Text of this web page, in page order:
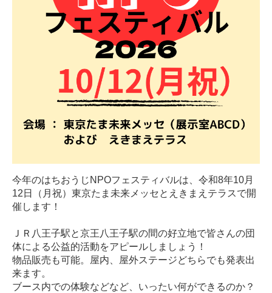
今年のはちおうじNPOフェスティバルは、令和8年10月
12日（月祝）東京たま未来メッセとえきまえテラスで開
催します！
ＪＲ八王子駅と京王八王子駅の間の好立地で皆さんの団
体による公益的活動をアピールしましょう！
物品販売も可能。屋内、屋外ステージどちらでも発表出
来ます。
ブース内での体験などなど、いったい何ができるのか？